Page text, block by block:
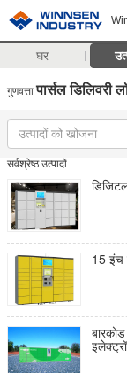
घर
गुणवत्ता पार्सल डिलिवरी
सर्वश्रेष्ठ उत्पादों
15 इंच